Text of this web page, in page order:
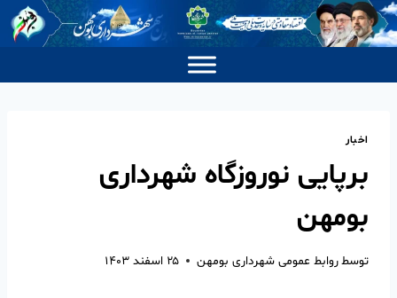
اخبار
برپایی نوروزگاه شهرداری
بومهن
توسطروابط عمومی شهرداری بومهن ۲۵ اسفند ۱۴۰۳